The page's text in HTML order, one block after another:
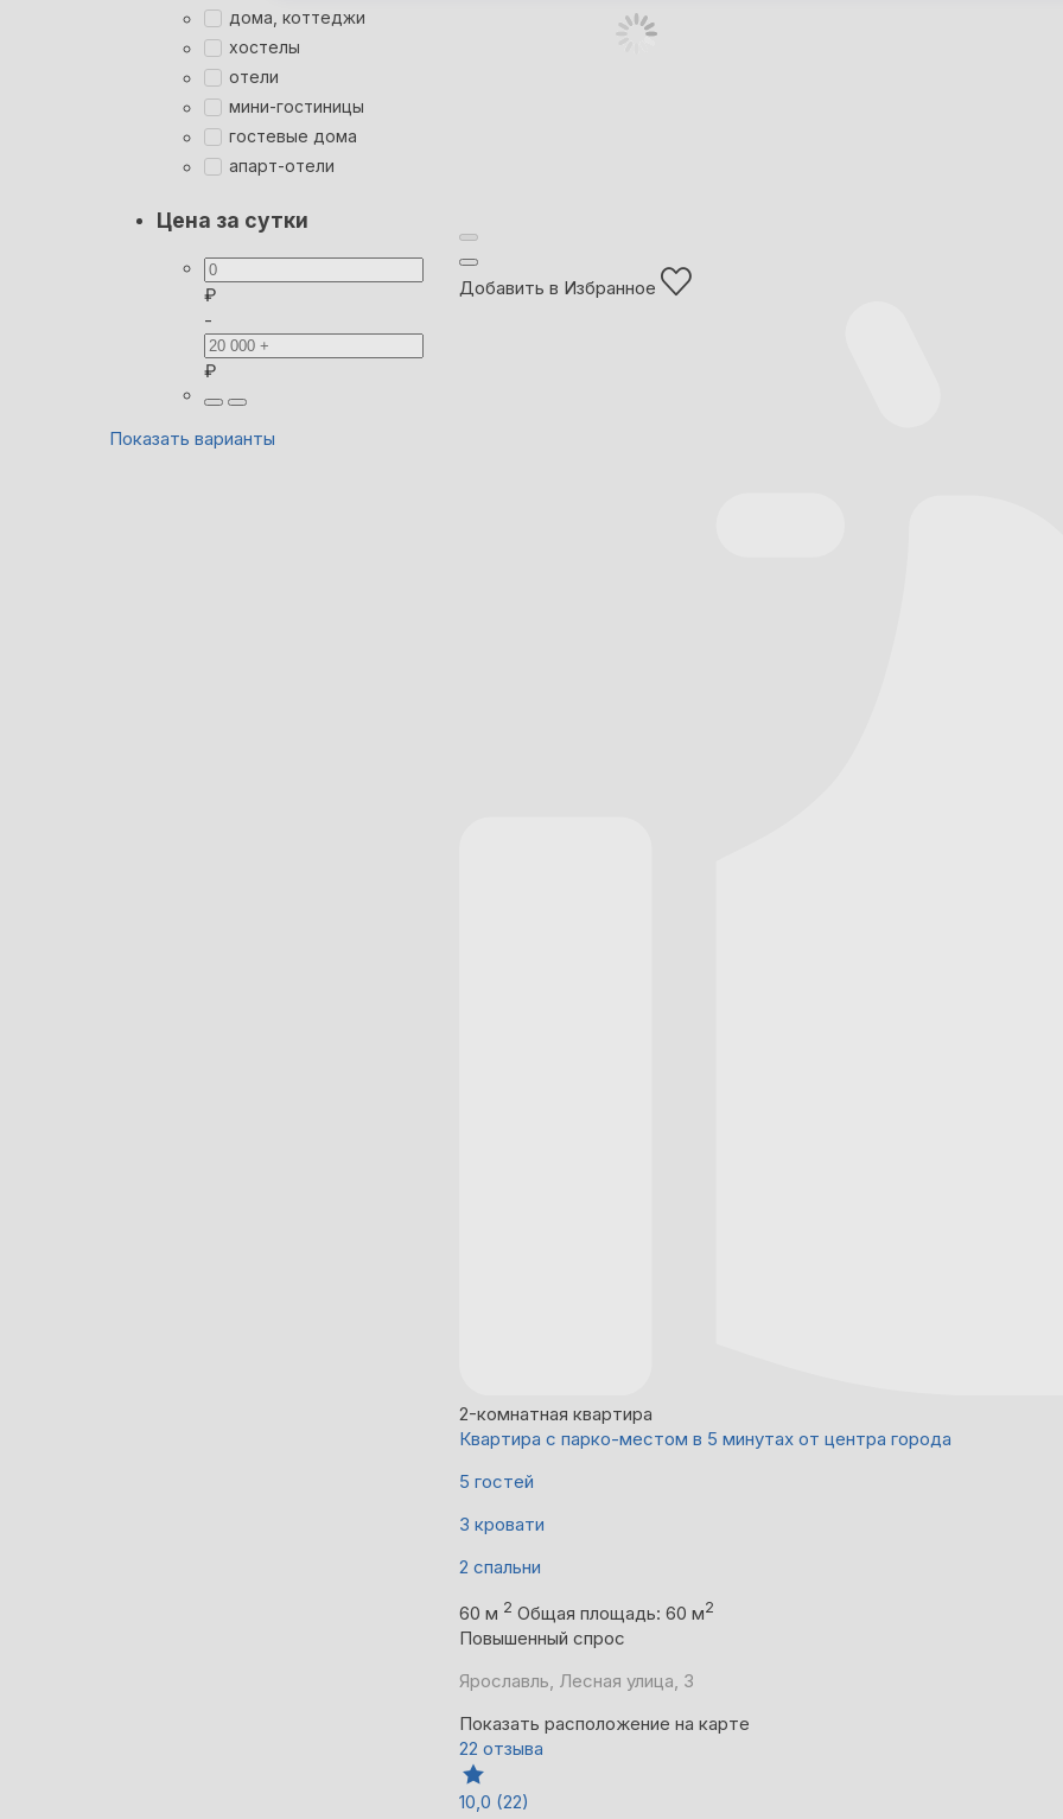
дома, коттеджи
хостелы
отели
мини-гостиницы
гостевые дома
апарт-отели
Цена за сутки
₽
-
₽
Показать варианты
Добавить в Избранное
2-комнатная квартира
Квартира с парко-местом в 5 минутах от центра города
5 гостей
3 кровати
2 спальни
60 м 2 Общая площадь: 60 м2
Повышенный спрос
Ярославль, Лесная улица, 3
Показать расположение на карте
22 отзыва
10,0 (22)